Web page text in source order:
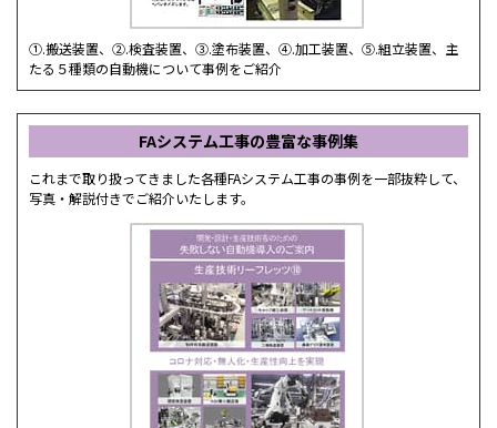
①.搬送装置、②.検査装置、③.塗布装置、④.加工装置、⑤.組立装置、主
たる５種類の自動機について事例をご紹介
FAシステム工事の豊富な事例集
これまで取り扱ってきました各種FAシステム工事の事例を一部抜粋して、
写真・解説付きでご紹介いたします。